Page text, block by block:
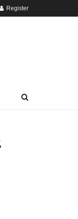
Register